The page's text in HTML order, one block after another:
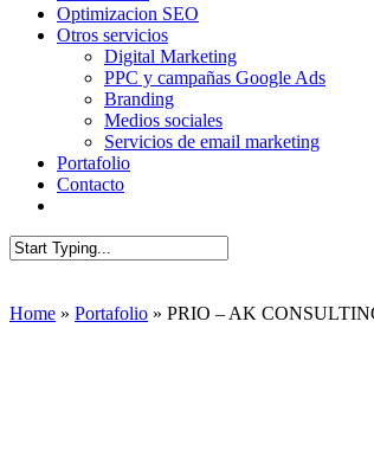
Optimizacion SEO
Otros servicios
Digital Marketing
PPC y campañas Google Ads
Branding
Medios sociales
Servicios de email marketing
Portafolio
Contacto
Home » Portafolio » PRIO – AK